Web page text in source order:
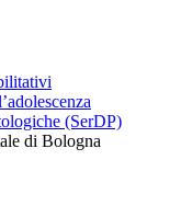
(SerDP)
di Bologna